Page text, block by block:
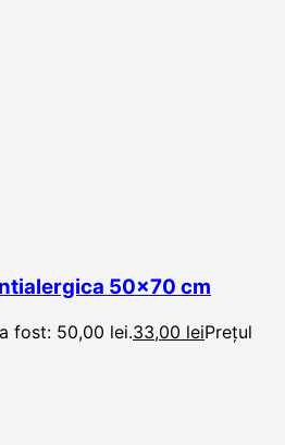
50×70 cm
fost: 50,00 lei.33,00 leiPrețul